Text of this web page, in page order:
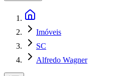
Imóveis
SC
Alfredo Wagner